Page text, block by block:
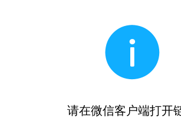
请在微信客户端打开